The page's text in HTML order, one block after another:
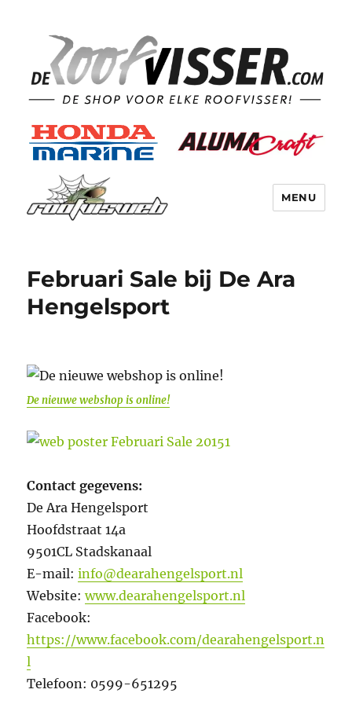
MENU
Februari Sale bij De Ara
Hengelsport
De nieuwe webshop is online!
Contact gegevens:
De Ara Hengelsport
Hoofdstraat 14a
9501CL Stadskanaal
E-mail:info@dearahengelsport.nl
Website:www.dearahengelsport.nl
Facebook:
https://www.facebook.com/dearahengelsport.n
l
Telefoon: 0599-651295